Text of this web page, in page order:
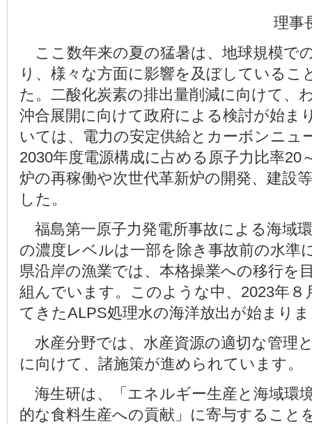
理事
ここ数年来の夏の猛暑は、地球規模で
り、様々な方面に影響を及ぼしているこ
た。二酸化炭素の排出量削減に向けて、
沖合展開に向けて政府による検討が始ま
いては、電力の安定供給とカーボンニュ
2030年度電源構成に占める原子力比率20
炉の再稼働や次世代革新炉の開発、建設
した。
福島第一原子力発電所事故による海域
の濃度レベルは一部を除き事故前の水準
県沿岸の漁業では、本格操業への移行を
組んでいます。このような中、2023年８
てきたALPS処理水の海洋放出が始まり
水産分野では、水産資源の適切な管理
に向けて、諸施策が進められています。
海生研は、「エネルギー生産と海域環
的な食料生産への貢献」に寄与すること